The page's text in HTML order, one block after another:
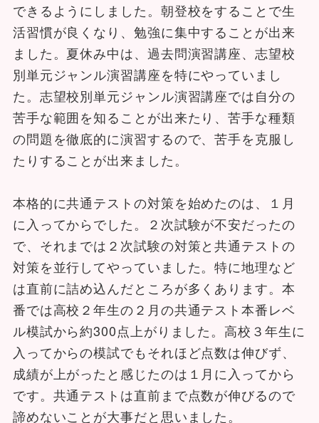
できるようにしました。朝登校をすることで生
活習慣が良くなり、勉強に集中することが出来
ました。夏休み中は、過去問演習講座、志望校
別単元ジャンル演習講座を特にやっていまし
た。志望校別単元ジャンル演習講座では自分の
苦手な範囲を知ることが出来たり、苦手な種類
の問題を徹底的に演習するので、苦手を克服し
たりすることが出来ました。
本格的に共通テストの対策を始めたのは、１月
に入ってからでした。２次試験が不安だったの
で、それまでは２次試験の対策と共通テストの
対策を並行してやっていました。特に地理など
は直前に詰め込んだところが多くあります。本
番では高校２年生の２月の共通テスト本番レベ
ル模試から約300点上がりました。高校３年生に
入ってからの模試でもそれほど点数は伸びず、
成績が上がったと感じたのは１月に入ってから
です。共通テストは直前まで点数が伸びるので
諦めないことが大事だと思いました。